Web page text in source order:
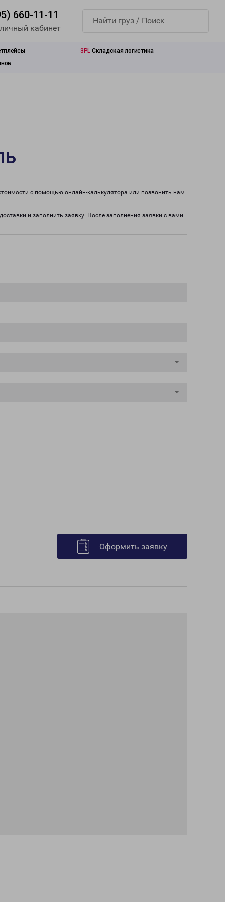
660-11-11
кабинет
3PL Складская логистика
с помощью онлайн-калькулятора или позвонить нам
и заполнить заявку. После заполнения заявки с вами
Оформить заявку